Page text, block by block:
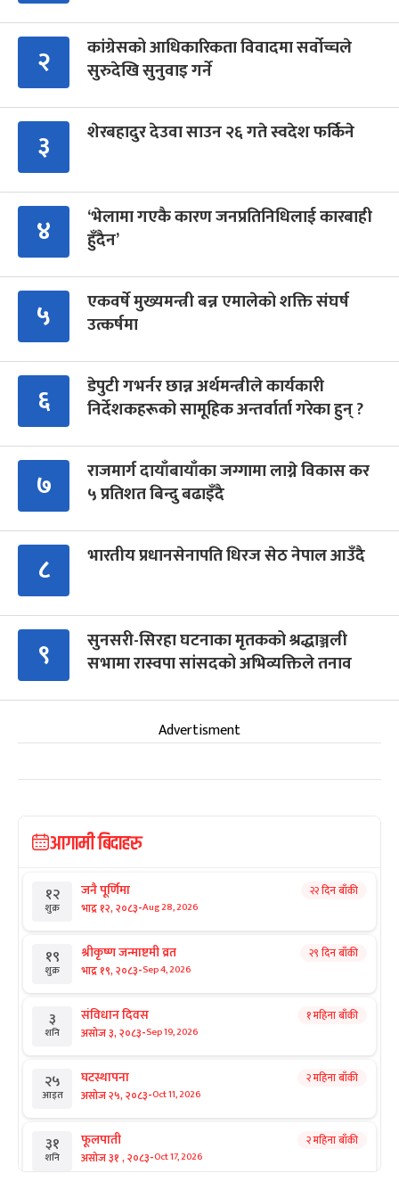
२
कांग्रेसको आधिकारिकता विवादमा सर्वोच्चले
सुरुदेखि सुनुवाइ गर्ने
३ शेरबहादुर देउवा साउन २६ गते स्वदेश फर्किने
४
‘भेलामा गएकै कारण जनप्रतिनिधिलाई कारबाही
हुँदैन’
५
एकवर्षे मुख्यमन्त्री बन्न एमालेको शक्ति संघर्ष
उत्कर्षमा
६
डेपुटी गभर्नर छान्न अर्थमन्त्रीले कार्यकारी
निर्देशकहरूको सामूहिक अन्तर्वार्ता गरेका हुन् ?
७
राजमार्ग दायाँबायाँका जग्गामा लाग्ने विकास कर
५ प्रतिशत बिन्दु बढाइँदै
८ भारतीय प्रधानसेनापति धिरज सेठ नेपाल आउँदै
९
सुनसरी-सिरहा घटनाका मृतकको श्रद्धाञ्जली
सभामा रास्वपा सांसदको अभिव्यक्तिले तनाव
Advertisment
आगामी बिदाहरु
१२
शुक्र
जनै पूर्णिमा
भाद्र १२, २०८३-Aug 28, 2026
२२ दिन बाँकी
१९
शुक्र
श्रीकृष्ण जन्माष्टमी व्रत
भाद्र १९, २०८३-Sep 4, 2026
२९ दिन बाँकी
३
शनि
संविधान दिवस
असोज ३, २०८३-Sep 19, 2026
१ महिना बाँकी
२५
आइत
घटस्थापना
असोज २५, २०८३-Oct 11, 2026
२ महिना बाँकी
३१
शनि
फूलपाती
असोज ३१ , २०८३-Oct 17, 2026
२ महिना बाँकी